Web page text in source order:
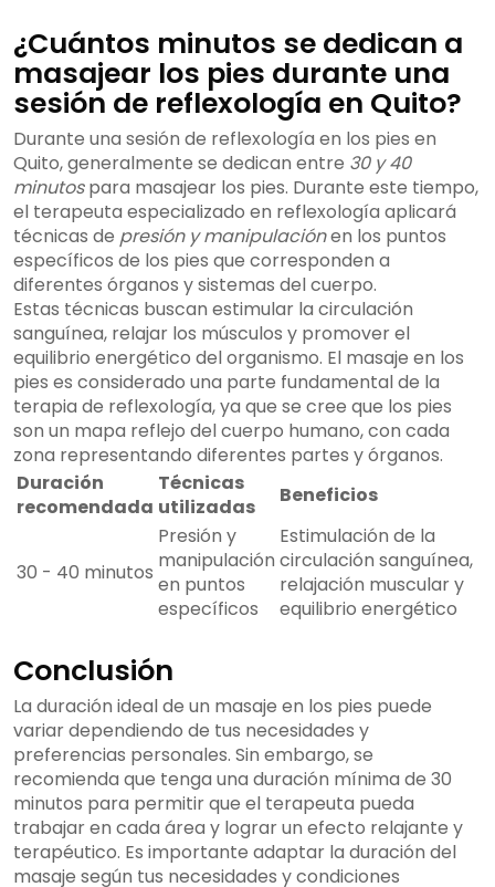
¿Cuántos minutos se dedican a
masajear los pies durante una
sesión de reflexología en Quito?
Durante una sesión de reflexología en los pies en
Quito, generalmente se dedican entre 30 y 40
minutospara masajear los pies. Durante este tiempo,
el terapeuta especializado en reflexología aplicará
técnicas de presión y manipulaciónen los puntos
específicos de los pies que corresponden a
diferentes órganos y sistemas del cuerpo.
Estas técnicas buscan estimular la circulación
sanguínea, relajar los músculos y promover el
equilibrio energético del organismo. El masaje en los
pies es considerado una parte fundamental de la
terapia de reflexología, ya que se cree que los pies
son un mapa reflejo del cuerpo humano, con cada
zona representando diferentes partes y órganos.
Duración
recomendada
Técnicas
utilizadas
Beneficios
30 - 40 minutos
Presión y
manipulación
en puntos
específicos
Estimulación de la
circulación sanguínea,
relajación muscular y
equilibrio energético
Conclusión
La duración ideal de un masaje en los pies puede
variar dependiendo de tus necesidades y
preferencias personales. Sin embargo, se
recomienda que tenga una duración mínima de 30
minutos para permitir que el terapeuta pueda
trabajar en cada área y lograr un efecto relajante y
terapéutico. Es importante adaptar la duración del
masaje según tus necesidades y condiciones